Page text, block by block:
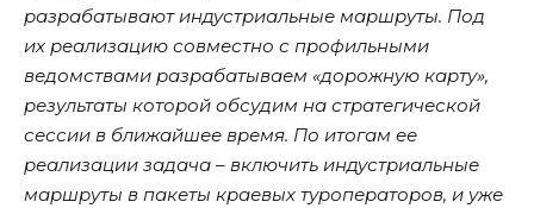
разрабатывают индустриальные маршруты. Под
их реализацию совместно с профильными
ведомствами разрабатываем «дорожную карту»,
результаты которой обсудим на стратегической
сессии в ближайшее время. По итогам ее
реализации задача – включить индустриальные
маршруты в пакеты краевых туроператоров, и уже